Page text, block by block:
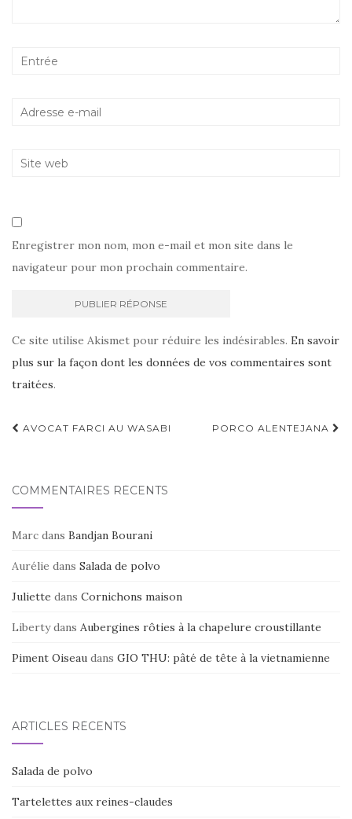
Enregistrer mon nom, mon e-mail et mon site dans le
navigateur pour mon prochain commentaire.
Ce site utilise Akismet pour réduire les indésirables. En savoir
plus sur la façon dont les données de vos commentaires sont
traitées.
Navigation
AVOCAT FARCI AU WASABI PORCO ALENTEJANA
COMMENTAIRES RÉCENTS
Marc dans Bandjan Bourani
Aurélie dans Salada de polvo
Juliette dans Cornichons maison
Libertydans Aubergines rôties à la chapelure croustillante
Piment Oiseau dans GIO THU: pâté de tête à la vietnamienne
ARTICLES RÉCENTS
Salada de polvo
Tartelettes aux reines-claudes